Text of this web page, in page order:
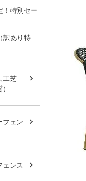
！特別セー
訳あり特
工芝
フェン
ェンス